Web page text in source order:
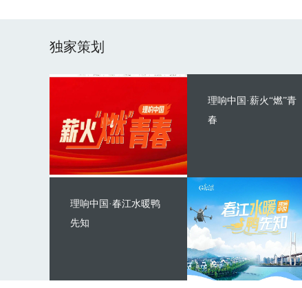
独家策划
理响中国·薪火“燃”青
春
理响中国·春江水暖鸭
先知